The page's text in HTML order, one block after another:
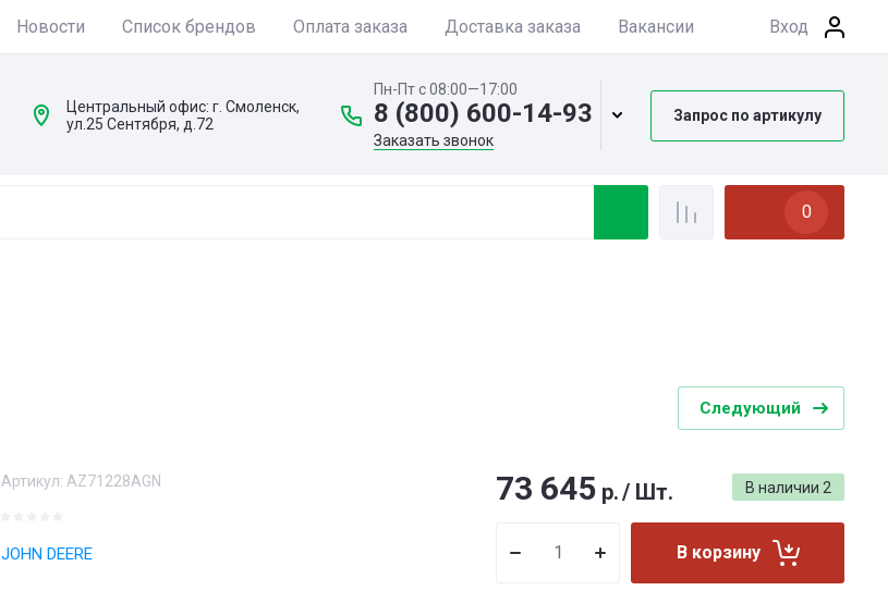
Новости Список брендов Оплата заказа Доставка заказа Вакансии Вход
Центральный офис: г. Смоленск,
ул.25 Сентября, д.72
Пн-Пт с 08:00—17:00
8 (800) 600-14-93
Заказать звонок
Запрос по артикулу
0
Следующий
Артикул: AZ71228AGN
JOHN DEERE
В наличии 2
73 645 р./ Шт.
В корзину